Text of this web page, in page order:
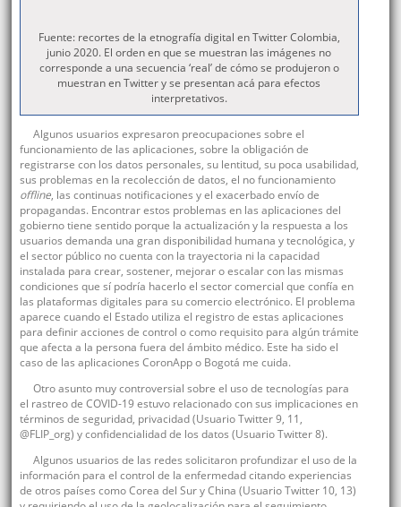
Fuente: recortes de la etnografía digital en Twitter Colombia,
junio 2020. El orden en que se muestran las imágenes no
corresponde a una secuencia ‘real’ de cómo se produjeron o
muestran en Twitter y se presentan acá para efectos
interpretativos.
Algunos usuarios expresaron preocupaciones sobre el
funcionamiento de las aplicaciones, sobre la obligación de
registrarse con los datos personales, su lentitud, su poca usabilidad,
sus problemas en la recolección de datos, el no funcionamiento
offline, las continuas notificaciones y el exacerbado envío de
propagandas. Encontrar estos problemas en las aplicaciones del
gobierno tiene sentido porque la actualización y la respuesta a los
usuarios demanda una gran disponibilidad humana y tecnológica, y
el sector público no cuenta con la trayectoria ni la capacidad
instalada para crear, sostener, mejorar o escalar con las mismas
condiciones que sí podría hacerlo el sector comercial que confía en
las plataformas digitales para su comercio electrónico. El problema
aparece cuando el Estado utiliza el registro de estas aplicaciones
para definir acciones de control o como requisito para algún trámite
que afecta a la persona fuera del ámbito médico. Este ha sido el
caso de las aplicaciones CoronApp o Bogotá me cuida.
Otro asunto muy controversial sobre el uso de tecnologías para
el rastreo de COVID-19 estuvo relacionado con sus implicaciones en
términos de seguridad, privacidad (Usuario Twitter 9, 11,
@FLIP_org) y confidencialidad de los datos (Usuario Twitter 8).
Algunos usuarios de las redes solicitaron profundizar el uso de la
información para el control de la enfermedad citando experiencias
de otros países como Corea del Sur y China (Usuario Twitter 10, 13)